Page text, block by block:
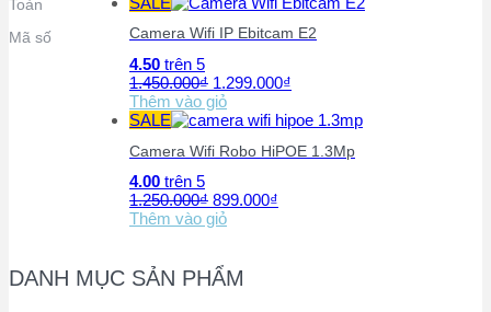
Camera Wifi IP Ebitcam E2
4.50 trên 5
1.450.000₫ 1.299.000₫
Thêm vào giỏ
SALE
Camera Wifi Robo HiPOE 1.3Mp
4.00 trên 5
1.250.000₫ 899.000₫
Thêm vào giỏ
DANH MỤC SẢN PHẨM
Toàn
Mã số